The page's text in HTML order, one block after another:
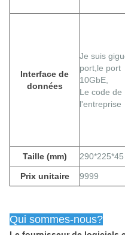
Interface de
données
Je suis
port, le port
10GbE,
Le code de
l'entreprise
Taille (mm) 290*225*45
Prix unitaire 9999
Qui sommes-nous?